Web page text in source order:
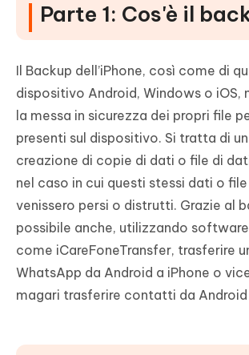
Parte 1: Cos'è il
Il Backup dell’iPhone, così come di
dispositivo Android, Windows o iOS,
la messa in sicurezza dei propri file
presenti sul dispositivo. Si tratta di
creazione di copie di dati o file di
nel caso in cui questi stessi dati o
venissero persi o distrutti. Grazie al
possibile anche, utilizzando
come iCareFoneTransfer, trasferire
WhatsApp da Android a iPhone o
magari trasferire contatti da Android